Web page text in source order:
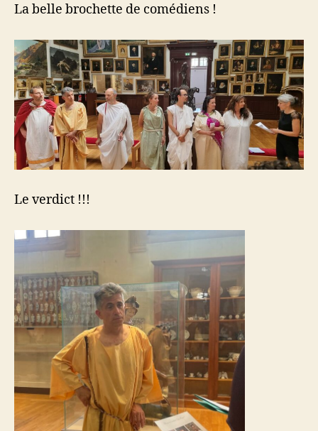
La belle brochette de comédiens !
Le verdict !!!